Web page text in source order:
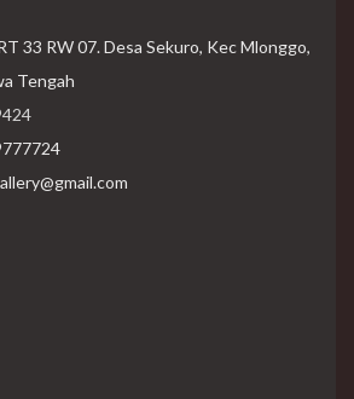
33 RW 07. Desa Sekuro, Kec Mlonggo,
Tengah